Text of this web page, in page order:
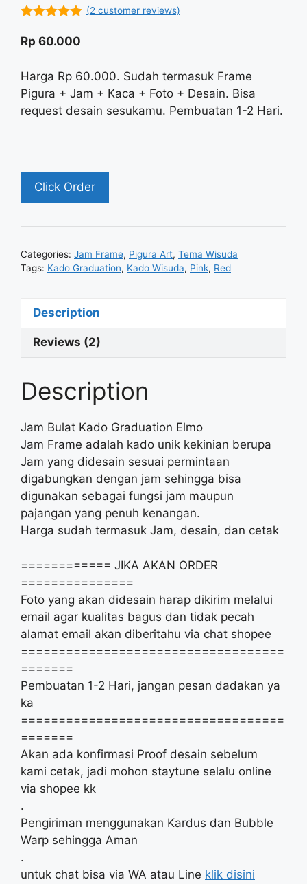
5
(2 customer reviews)
Rp 60.000
Harga Rp 60.000. Sudah termasuk Frame
Pigura + Jam + Kaca + Foto + Desain. Bisa
request desain sesukamu. Pembuatan 1-2 Hari.
Click Order
Categories: Jam Frame, Pigura Art, Tema Wisuda
Tags: Kado Graduation, Kado Wisuda, Pink, Red
Description
Reviews (2)
Description
Jam Bulat Kado Graduation Elmo
Jam Frame adalah kado unik kekinian berupa
Jam yang didesain sesuai permintaan
digabungkan dengan jam sehingga bisa
digunakan sebagai fungsi jam maupun
pajangan yang penuh kenangan.
Harga sudah termasuk Jam, desain, dan cetak
============ JIKA AKAN ORDER
===============
Foto yang akan didesain harap dikirim melalui
email agar kualitas bagus dan tidak pecah
alamat email akan diberitahu via chat shopee
===================================
=======
Pembuatan 1-2 Hari, jangan pesan dadakan ya
ka
===================================
=======
Akan ada konfirmasi Proof desain sebelum
kami cetak, jadi mohon staytune selalu online
via shopee kk
.
Pengiriman menggunakan Kardus dan Bubble
Warp sehingga Aman
.
untuk chat bisa via WA atau Line klik disini